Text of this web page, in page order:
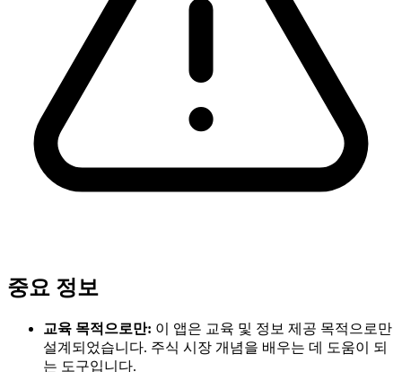
중요 정보
교육 목적으로만: 이 앱은 교육 및 정보 제공 목적으로만
설계되었습니다. 주식 시장 개념을 배우는 데 도움이 되
는 도구입니다.